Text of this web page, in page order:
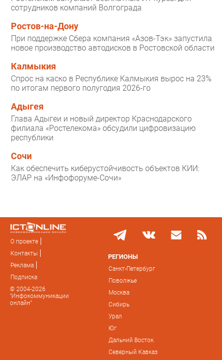
сотрудников компаний Волгограда
Ростов-на-Дону
При поддержке Сбера компания «Азов-Тэк» запустила
новое производство автодисков в Ростовской области
Калмыкия
Спрос на каско в Республике Калмыкия вырос на 23%
по итогам первого полугодия 2026-го
Адыгея
Глава Адыгеи и новый директор Краснодарского
филиала «Ростелекома» обсудили цифровизацию
республики
Сочи
Как обеспечить киберустойчивость объектов КИИ:
ЭЛАР на «Инфофоруме-Сочи»
О проекте
Контакты
Реклама
Подписка
© 2004-2026
"Инфокоммуникации
онлайн"
РЕГИОНЫ
Санкт-Петербург
Поволжье
Москва
Сибирь
Урал
Юг
Дальний Восток
Северный Кавказ